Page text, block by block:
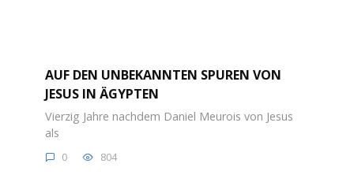
AUF DEN UNBEKANNTEN SPUREN VON
JESUS IN ÄGYPTEN
Vierzig Jahre nachdem Daniel Meurois von Jesus
als
0 804